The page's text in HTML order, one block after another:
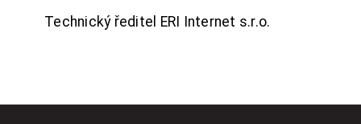
Technický ředitel ERI Internet s.r.o.